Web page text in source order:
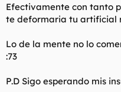
Efectivamente con tanto
te deformaria tu artificial
Lo de la mente no lo
:73
P.D Sigo esperando mis